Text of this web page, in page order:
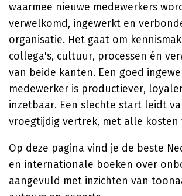
waarmee nieuwe medewerkers
verwelkomd, ingewerkt en
organisatie. Het gaat om
collega's, cultuur, processen én
van beide kanten. Een goed
medewerker is productiever,
inzetbaar. Een slechte start leidt
vroegtijdig vertrek, met alle kosten
Op deze pagina vind je de beste
en internationale boeken over
aangevuld met inzichten van